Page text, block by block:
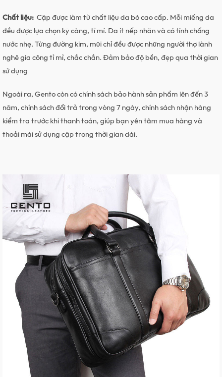
Chất liệu: Cặp được làm từ chất liệu da bò cao cấp. Mỗi miếng da
đều được lựa chọn kỹ càng, tỉ mỉ. Da ít nếp nhăn và có tính chống
nước nhẹ. Từng đường kim, mũi chỉ đều được những người thợ lành
nghê gia công tỉ mỉ, chắc chắn. Đảm bảo độ bền, đẹp qua thời gian
sử dụng
Ngoài ra, Gento còn có chính sách bảo hành sản phẩm lên đến 3
năm, chính sách đổi trả trong vòng 7 ngày, chính sách nhận hàng
kiểm tra trước khi thanh toán, giúp bạn yên tâm mua hàng và
thoải mái sử dụng cặp trong thời gian dài.